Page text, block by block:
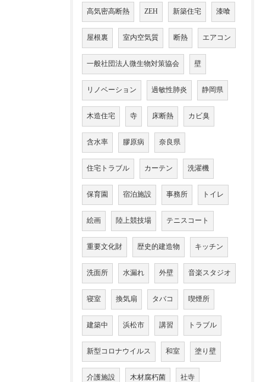
高気密高断熱 ZEH 新築住宅 漆喰
屋根裏 室内空気質 断熱 エアコン
一般社団法人微生物対策協会 壁
リノベーション 過敏性肺炎 静岡県
木造住宅 寺 床断熱 カビ臭
含水率 膠原病 奈良県
住宅トラブル カーテン 洗濯機
保育園 宿泊施設 事務所 トイレ
絵画 陸上競技場 テニスコート
重要文化財 歴史的建造物 キッチン
洗面所 水漏れ 外壁 音楽スタジオ
寝室 換気扇 タバコ 喫煙所
建築中 浜松市 講習 トラブル
新型コロナウイルス 和室 塗り壁
介護施設 木材腐朽菌 社寺